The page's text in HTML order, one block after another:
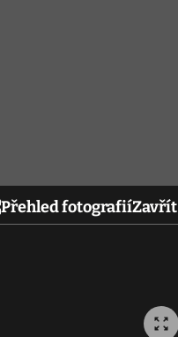
Přehled fotografiíZavřít